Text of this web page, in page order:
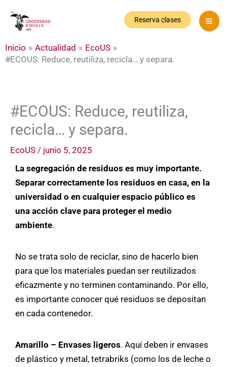
Reserva clases
Inicio Actualidad
EcoUS
#ECOUS: Reduce, reutiliza, recicla… y separa.
#ECOUS: Reduce, reutiliza,
recicla… y separa.
EcoUS / junio 5, 2025
La segregación de residuos es muy importante.
Separar correctamente los residuos en casa, en la
universidad o en cualquier espacio público es
una acción clave para proteger el medio
ambiente.
No se trata solo de reciclar, sino de hacerlo bien
para que los materiales puedan ser reutilizados
eficazmente y no terminen contaminando. Por ello,
es importante conocer qué residuos se depositan
en cada contenedor.
Amarillo – Envases ligeros. Aquí deben ir envases
de plástico y metal, tetrabriks (como los de leche o